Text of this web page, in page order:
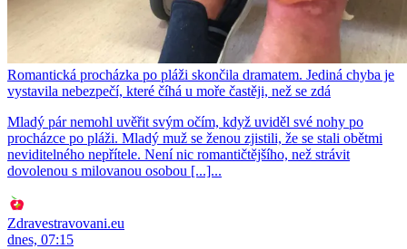
Romantická procházka po pláži skončila dramatem. Jediná chyba je
vystavila nebezpečí, které číhá u moře častěji, než se zdá
Mladý pár nemohl uvěřit svým očím, když uviděl své nohy po
procházce po pláži. Mladý muž se ženou zjistili, že se stali obětmi
neviditelného nepřítele. Není nic romantičtějšího, než strávit
dovolenou s milovanou osobou [...]...
Zdravestravovani.eu
dnes, 07:15